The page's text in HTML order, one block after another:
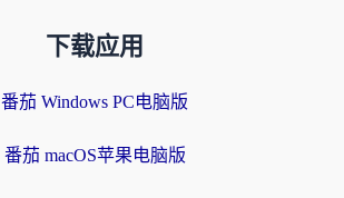
下载应用
番茄 Windows PC电脑版
番茄 macOS苹果电脑版